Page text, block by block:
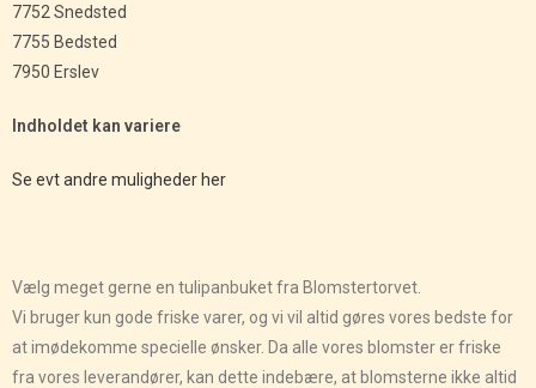
7752 Snedsted
7755 Bedsted
7950 Erslev
Indholdet kan variere
Se evt andre muligheder her
Vælg meget gerne en tulipanbuket fra Blomstertorvet.
Vi bruger kun gode friske varer, og vi vil altid gøres vores bedste for
at imødekomme specielle ønsker. Da alle vores blomster er friske
fra vores leverandører, kan dette indebære, at blomsterne ikke altid